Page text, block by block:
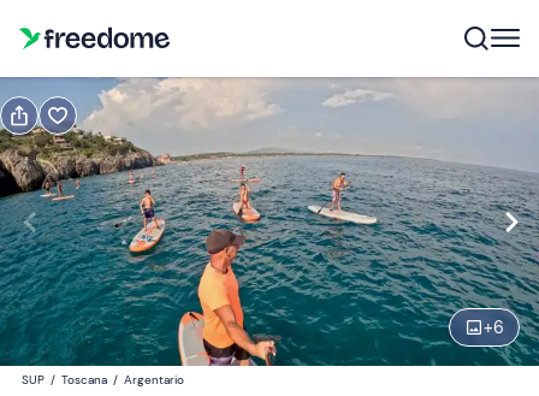
+6
Prenota
Navigate
forward
to
interact
with
the
Modifica
10:00 Modifica
Partecipanti
80 €
1
SUP / Toscana / Argentario